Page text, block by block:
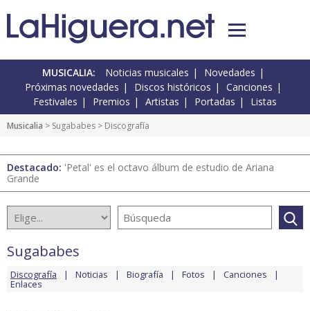
MUSICALIA: Noticias musicales
Novedades
Próximas novedades
Discos históricos
Canciones
Festivales
Premios Artistas Portadas Listas
Musicalia > Sugababes > Discografía
Destacado: 'Petal' es el octavo álbum de estudio de Ariana
Grande
Sugababes
Discografía Noticias Biografía Fotos Canciones
Enlaces